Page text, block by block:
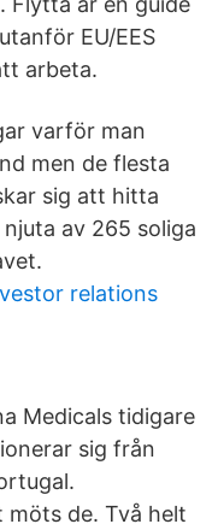
EU/EES
arbeta.
varför man
men de flesta
sig att hitta
av 265 soliga
relations
Medicals tidigare
sig från
de. Två helt